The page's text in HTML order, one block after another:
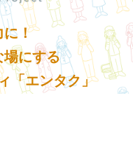
に！
場にする
「エンタク」